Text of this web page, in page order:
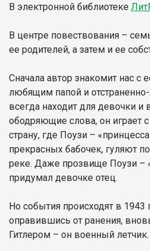
В электронной библиотеке
В центре повествования –
ее родителей, а затем и ее
Сначала автор знакомит нас с
любящим папой и
всегда находит для девочки и
ободряющие слова, он играет
страну, где Поузи –
прекрасных бабочек, гуляют
реке. Даже прозвище Поузи –
придумал девочке отец.
Но события происходят в 1943
оправившись от ранения,
Гитлером – он военный летчик.